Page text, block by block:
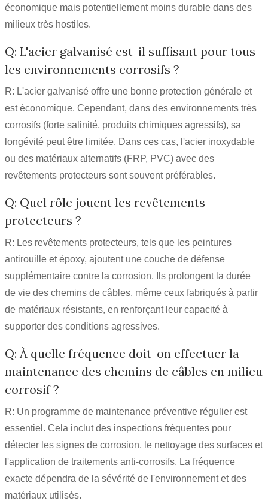
économique mais potentiellement moins durable dans des
milieux très hostiles.
Q: L'acier galvanisé est-il suffisant pour tous
les environnements corrosifs ?
R: L'acier galvanisé offre une bonne protection générale et
est économique. Cependant, dans des environnements très
corrosifs (forte salinité, produits chimiques agressifs), sa
longévité peut être limitée. Dans ces cas, l'acier inoxydable
ou des matériaux alternatifs (FRP, PVC) avec des
revêtements protecteurs sont souvent préférables.
Q: Quel rôle jouent les revêtements
protecteurs ?
R: Les revêtements protecteurs, tels que les peintures
antirouille et époxy, ajoutent une couche de défense
supplémentaire contre la corrosion. Ils prolongent la durée
de vie des chemins de câbles, même ceux fabriqués à partir
de matériaux résistants, en renforçant leur capacité à
supporter des conditions agressives.
Q: À quelle fréquence doit-on effectuer la
maintenance des chemins de câbles en milieu
corrosif ?
R: Un programme de maintenance préventive régulier est
essentiel. Cela inclut des inspections fréquentes pour
détecter les signes de corrosion, le nettoyage des surfaces et
l'application de traitements anti-corrosifs. La fréquence
exacte dépendra de la sévérité de l'environnement et des
matériaux utilisés.